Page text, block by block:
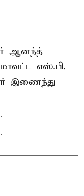
ஆனந்த்
எஸ்.பி.
இணைந்து